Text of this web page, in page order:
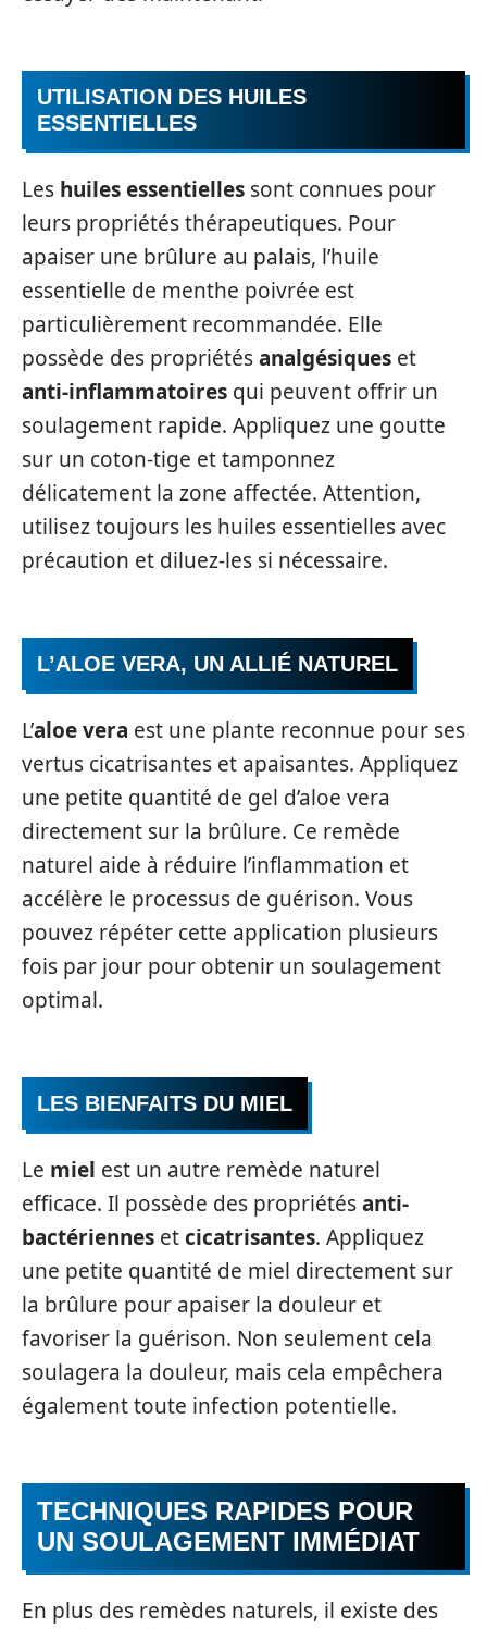
UTILISATION DES HUILES
ESSENTIELLES
Les huiles essentielles sont connues pour
leurs propriétés thérapeutiques. Pour
apaiser une brûlure au palais, l’huile
essentielle de menthe poivrée est
particulièrement recommandée. Elle
possède des propriétésanalgésiques et
anti-inflammatoires qui peuvent offrir un
soulagement rapide. Appliquez une goutte
sur un coton-tige et tamponnez
délicatement la zone affectée. Attention,
utilisez toujours les huiles essentielles avec
précaution et diluez-les si nécessaire.
L’ALOE VERA, UN ALLIÉ NATUREL
L’aloe vera est une plante reconnue pour ses
vertus cicatrisantes et apaisantes. Appliquez
une petite quantité de gel d’aloe vera
directement sur la brûlure. Ce remède
naturel aide à réduire l’inflammation et
accélère le processus de guérison. Vous
pouvez répéter cette application plusieurs
fois par jour pour obtenir un soulagement
optimal.
LES BIENFAITS DU MIEL
Le miel est un autre remède naturel
efficace. Il possède des propriétésanti-
bactériennes etcicatrisantes. Appliquez
une petite quantité de miel directement sur
la brûlure pour apaiser la douleur et
favoriser la guérison. Non seulement cela
soulagera la douleur, mais cela empêchera
également toute infection potentielle.
TECHNIQUES RAPIDES POUR
UN SOULAGEMENT IMMÉDIAT
En plus des remèdes naturels, il existe des